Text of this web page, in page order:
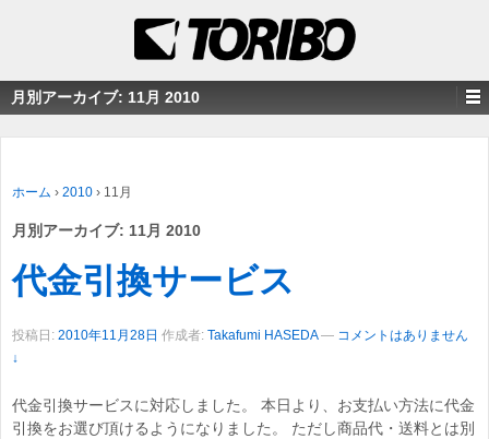
月別アーカイブ: 11月 2010
ホーム › 2010 › 11月
月別アーカイブ: 11月 2010
代金引換サービス
投稿日: 2010年11月28日 作成者: Takafumi HASEDA — コメントはありません
↓
代金引換サービスに対応しました。 本日より、お支払い方法に代金
引換をお選び頂けるようになりました。 ただし商品代・送料とは別